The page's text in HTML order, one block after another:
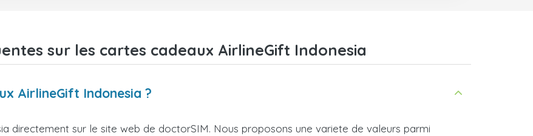
sur les cartes cadeaux AirlineGift Indonesia
AirlineGift Indonesia ?
directement sur le site web de doctorSIM. Nous proposons une variete de valeurs parmi